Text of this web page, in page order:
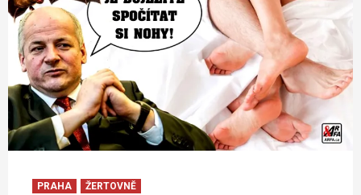
PRAHA ŽERTOVNĚ